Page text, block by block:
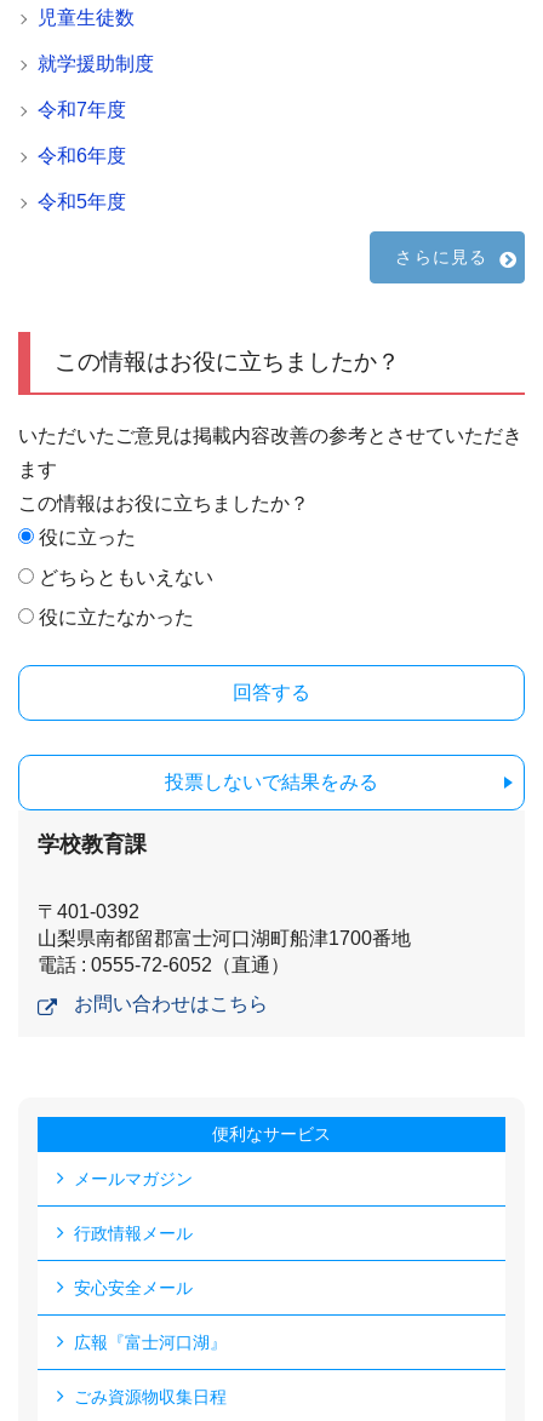
児童生徒数
就学援助制度
令和7年度
令和6年度
令和5年度
さらに見る
この情報はお役に立ちましたか？
いただいたご意見は掲載内容改善の参考とさせていただき
ます
この情報はお役に立ちましたか？
役に立った
どちらともいえない
役に立たなかった
投票しないで結果をみる
学校教育課
〒401-0392
山梨県南都留郡富士河口湖町船津1700番地
電話 : 0555-72-6052（直通）
お問い合わせはこちら
便利なサービス
メールマガジン
行政情報メール
安心安全メール
広報『富士河口湖』
ごみ資源物収集日程